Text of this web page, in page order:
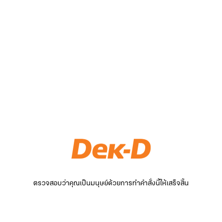
ตรวจสอบว่าคุณเป็นมนุษย์ด้วยการทำคำสั่งนี้ให้เสร็จสิ้น